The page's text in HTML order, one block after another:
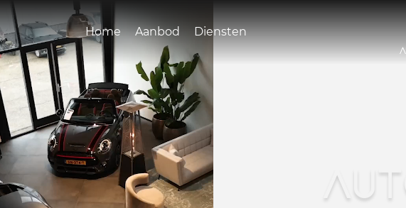
Home Aanbod Diensten